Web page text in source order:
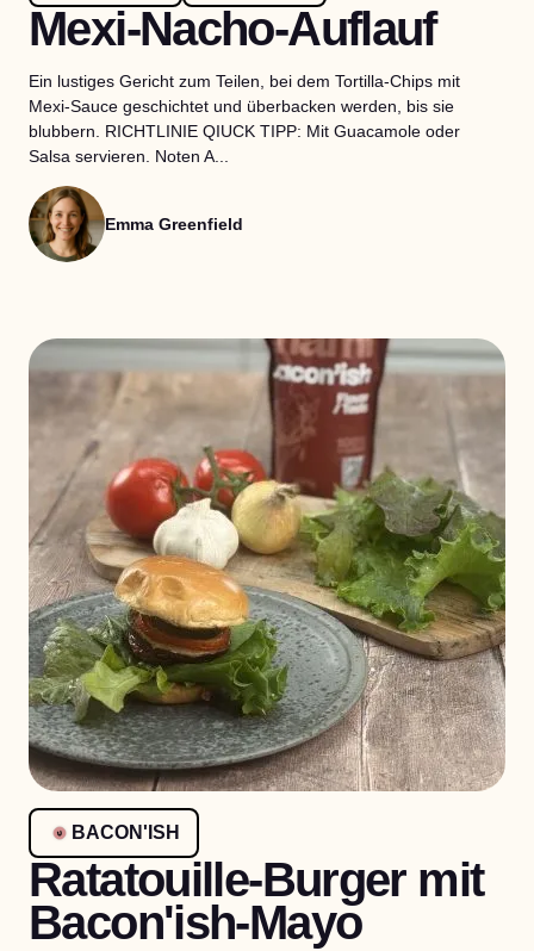
Mexi-Nacho-Auflauf
Ein lustiges Gericht zum Teilen, bei dem Tortilla-Chips mit
Mexi-Sauce geschichtet und überbacken werden, bis sie
blubbern. RICHTLINIE QIUCK TIPP: Mit Guacamole oder
Salsa servieren. Noten A...
Emma Greenfield
BACON'ISH
Ratatouille-Burger mit
Bacon'ish-Mayo